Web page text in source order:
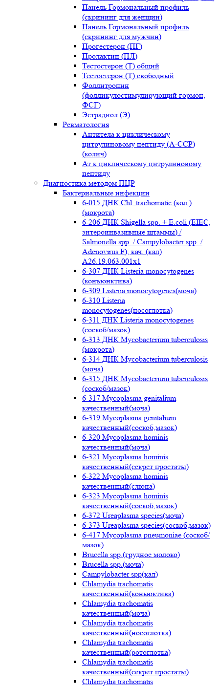
Панель Гормональный профиль
(скрининг для женщин)
Панель Гормональный профиль
(скрининг для мужчин)
Прогестерон (ПГ)
Пролактин (ПЛ)
Тестостерон (Т) общий
Тестостерон (Т) свободный
Фоллитропин
(фолликулостимулирующий гормон,
ФСГ)
Эстрадиол (Э)
Ревматология
Антитела к циклическому
цитрулиновому пептиду (A-ССР)
(колич)
Ат к циклическому цитрулиновому
пептиду
Диагностика методом ПЦР
Бактериальные инфекции
6-015 ДНК Chl. trachomatic (кол.)
(мокрота)
6-206 ДНК Shigella spp. + E.coli (EIEC,
энтероинвазивные штаммы) /
Salmonella spp. / Campylobacter spp. /
Adenovirus F), кач. (кал)
A26.19.063.001x1
6-307 ДНК Listeria monocytogenes
(конъюнктива)
6-309 Listeria monocytogenes(моча)
6-310 Listeria
monocytogenes(носоглотка)
6-311 ДНК Listeria monocytogenes
(соскоб/мазок)
6-313 ДНК Mycobacterium tuberculosis
(мокрота)
6-314 ДНК Mycobacterium tuberculosis
(моча)
6-315 ДНК Mycobacterium tuberculosis
(соскоб/мазок)
6-317 Mycoplasma genitalium
качественный(моча)
6-319 Mycoplasma genitalium
качественный(соскоб,мазок)
6-320 Mycoplasma hominis
качественный(моча)
6-321 Mycoplasma hominis
качественный(секрет простаты)
6-322 Mycoplasma hominis
качественный(слюна)
6-323 Mycoplasma hominis
качественный(соскоб,мазок)
6-372 Ureaplasma species(моча)
6-373 Ureaplasma species(соскоб,мазок)
6-417 Mycoplasma pneumoniae (соскоб/
мазок)
Brucella spp.(грудное молоко)
Brucella spp.(моча)
Campylobacter spp(кал)
Chlamydia trachomatis
качественный(коньюктива)
Chlamydia trachomatis
качественный(моча)
Chlamydia trachomatis
качественный(носоглотка)
Chlamydia trachomatis
качественный(ротоглотка)
Chlamydia trachomatis
качественный(секрет простаты)
Chlamydia trachomatis